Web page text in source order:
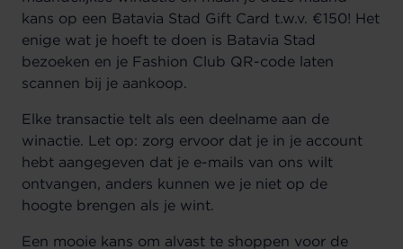
kans op een Batavia Stad Gift Card t.w.v. €150! Het
enige wat je hoeft te doen is Batavia Stad
bezoeken en je Fashion Club QR-code laten
scannen bij je aankoop.
Elke transactie telt als een deelname aan de
winactie. Let op: zorg ervoor dat je in je account
hebt aangegeven dat je e-mails van ons wilt
ontvangen, anders kunnen we je niet op de
hoogte brengen als je wint.
Een mooie kans om alvast te shoppen voor de